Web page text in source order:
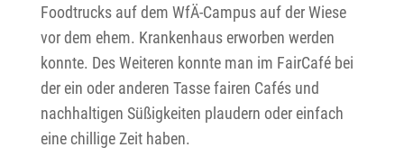
Foodtrucks auf dem WfÄ-Campus auf der Wiese
vor dem ehem. Krankenhaus erworben werden
konnte. Des Weiteren konnte man im FairCafé bei
der ein oder anderen Tasse fairen Cafés und
nachhaltigen Süßigkeiten plaudern oder einfach
eine chillige Zeit haben.